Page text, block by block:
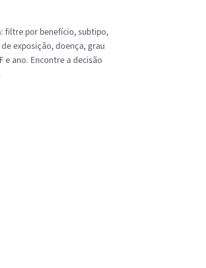
filtre por benefício, subtipo,
exposição, doença, grau
e ano. Encontre a decisão